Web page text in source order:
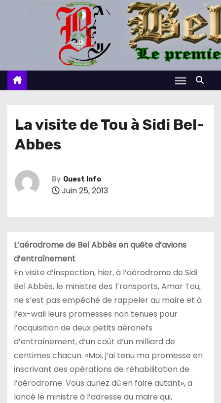
c
La visite de Tou à Sidi Bel-
Abbes
By Ouest Info
Juin 25, 2013
L’aérodrome de Bel Abbès en quête d’avions
d’entraînement
En visite d’inspection, hier, à l’aérodrome de Sidi
Bel Abbès, le ministre des Transports, Amar Tou,
ne s’est pas empêché de rappeler au maire et à
l’ex-wali leurs promesses non tenues pour
l’acquisition de deux petits aéronefs
d’entraînement, d’un coût d’un milliard de
centimes chacun. «Moi, j’ai tenu ma promesse en
inscrivant des opérations de réhabilitation de
l’aérodrome. Vous auriez dû en faire autant», a
lancé le ministre à l’adresse du maire qui,